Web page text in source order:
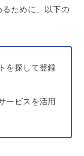
ために、以下の
を探して登録
ービスを活用